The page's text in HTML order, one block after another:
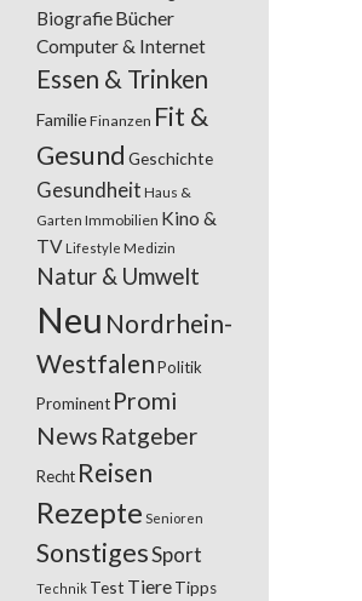
BiografieBücher
Computer & Internet
Essen & Trinken
FamilieFinanzen Fit &
Gesund Geschichte
Gesundheit Haus &
Garten Immobilien Kino &
TV Lifestyle Medizin
Natur & Umwelt
Neu Nordrhein-
WestfalenPolitik
Prominent Promi
News Ratgeber
Recht Reisen
Rezepte Senioren
SonstigesSport
Technik Test TiereTipps